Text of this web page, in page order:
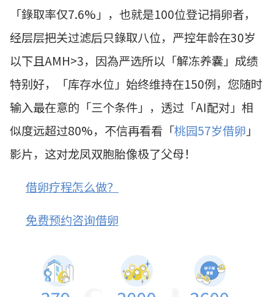
「錄取率仅7.6%」，也就是100位登记捐卵者，
经层层把关过滤后只錄取八位，严控年龄在30岁
以下且AMH>3，因為严选所以「解冻养囊」成绩
特别好，「库存水位」始终维持在150例，您随时
输入最在意的「三个条件」，透过「AI配对」相
似度远超过80%，不信再看看「桃园57岁借卵 」
影片，这对龙凤双胞胎像极了父母！
借卵疗程怎么做？
免费预约咨询借卵